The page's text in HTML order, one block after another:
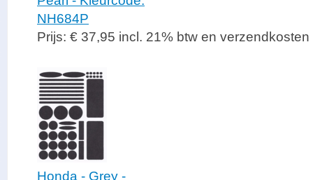
NH684P
Prijs: € 37,95 incl. 21% btw en verzendkosten
Honda - Grey -